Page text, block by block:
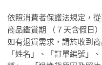
依照消費者保護法規定，
商品鑑賞期 （７天含假日）
如有退貨需求，請於收到
「姓名」、「訂單編號」